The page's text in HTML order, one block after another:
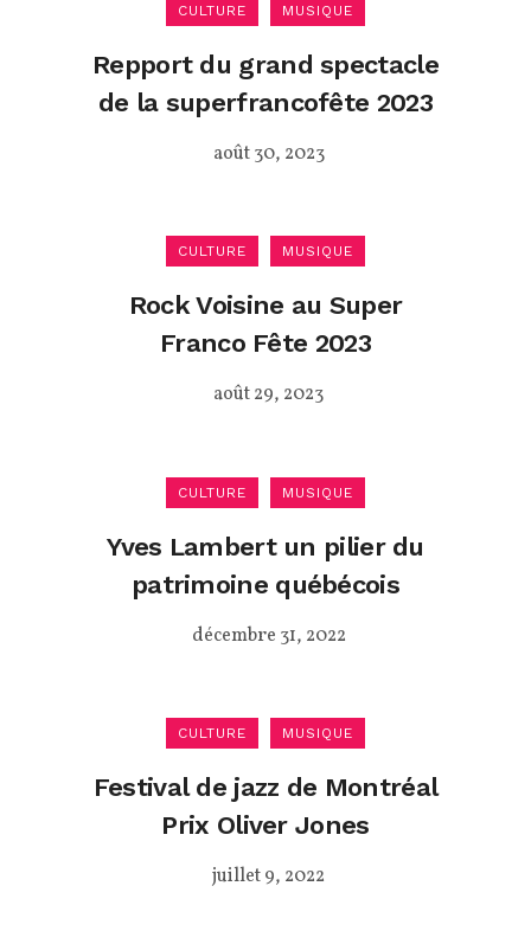
CULTURE MUSIQUE
Repport du grand spectacle
de la superfrancofête 2023
août 30, 2023
CULTURE MUSIQUE
Rock Voisine au Super
Franco Fête 2023
août 29, 2023
CULTURE MUSIQUE
Yves Lambert un pilier du
patrimoine québécois
décembre 31, 2022
CULTURE MUSIQUE
Festival de jazz de Montréal
Prix Oliver Jones
juillet 9, 2022